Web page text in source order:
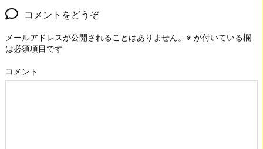
コメントをどうぞ
メールアドレスが公開されることはありません。 ※ が付いている欄
は必須項目です
コメント